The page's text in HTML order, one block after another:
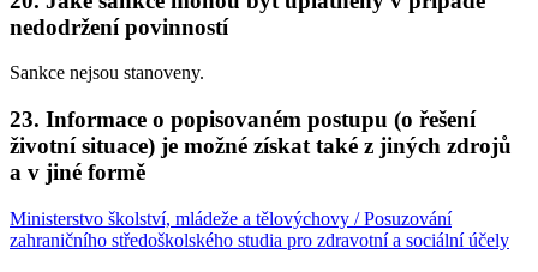
nedodržení povinností
Sankce nejsou stanoveny.
23. Informace o popisovaném postupu (o řešení
životní situace) je možné získat také z jiných zdrojů
a v jiné formě
Ministerstvo školství, mládeže a tělovýchovy / Posuzování
zahraničního středoškolského studia pro zdravotní a sociální účely